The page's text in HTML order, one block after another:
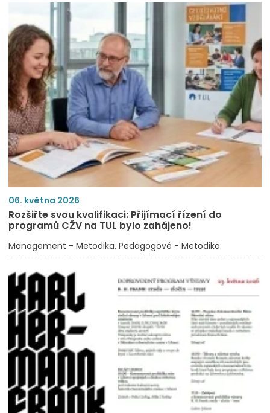
06. května 2026
Rozšiřte svou kvalifikaci: Přijímací řízení do
programů CŽV na TUL bylo zahájeno!
Management - Metodika Pedagogové - Metodika